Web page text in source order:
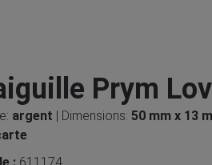
Prym
argent | Dimensions: 50 mm x 13